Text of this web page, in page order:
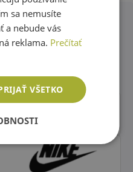
second hand
sa nemusíte
a nebude vás
reklama. Prečítať
VŠETKO